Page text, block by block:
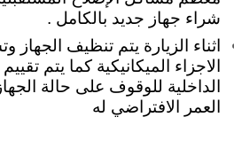
شراء جهاز جديد بالكامل .
اثناء الزيارة يتم تنظيف الجهاز
الاجزاء الميكانيكية كما يتم
الداخلية للوقوف على حالة
العمر الافتراضي له